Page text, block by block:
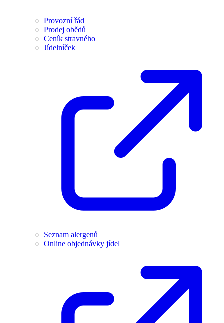
Provozní řád
Prodej obědů
Ceník stravného
Jídelníček
Seznam alergenů
Online objednávky jídel